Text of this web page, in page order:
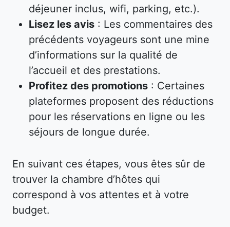
déjeuner inclus, wifi, parking, etc.).
Lisez les avis : Les commentaires des
précédents voyageurs sont une mine
d’informations sur la qualité de
l’accueil et des prestations.
Profitez des promotions : Certaines
plateformes proposent des réductions
pour les réservations en ligne ou les
séjours de longue durée.
En suivant ces étapes, vous êtes sûr de
trouver la chambre d’hôtes qui
correspond à vos attentes et à votre
budget.